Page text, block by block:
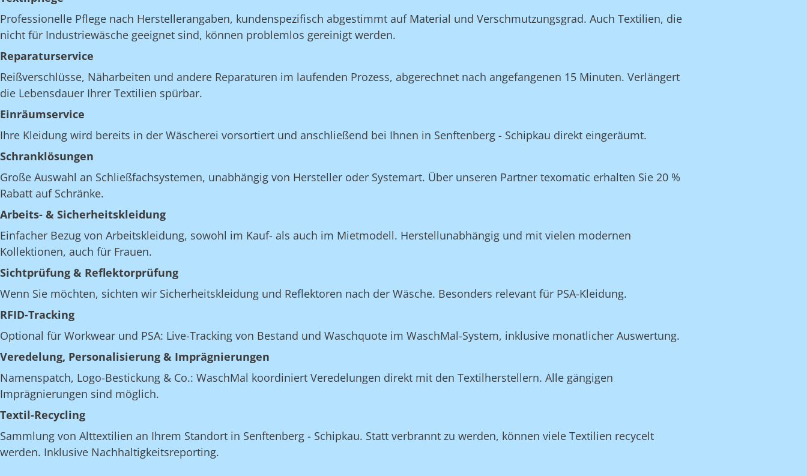
Professionelle Pflege nach Herstellerangaben, kundenspezifisch abgestimmt auf Material und Verschmutzungsgrad. Auch Textilien, die
nicht für Industriewäsche geeignet sind, können problemlos gereinigt werden.
Reparaturservice
Reißverschlüsse, Näharbeiten und andere Reparaturen im laufenden Prozess, abgerechnet nach angefangenen 15 Minuten. Verlängert
die Lebensdauer Ihrer Textilien spürbar.
Einräumservice
Ihre Kleidung wird bereits in der Wäscherei vorsortiert und anschließend bei Ihnen in Senftenberg - Schipkau direkt eingeräumt.
Schranklösungen
Große Auswahl an Schließfachsystemen, unabhängig von Hersteller oder Systemart. Über unseren Partner texomatic erhalten Sie 20 %
Rabatt auf Schränke.
Arbeits- & Sicherheitskleidung
Einfacher Bezug von Arbeitskleidung, sowohl im Kauf- als auch im Mietmodell. Herstellunabhängig und mit vielen modernen
Kollektionen, auch für Frauen.
Sichtprüfung & Reflektorprüfung
Wenn Sie möchten, sichten wir Sicherheitskleidung und Reflektoren nach der Wäsche. Besonders relevant für PSA-Kleidung.
RFID-Tracking
Optional für Workwear und PSA: Live-Tracking von Bestand und Waschquote im WaschMal-System, inklusive monatlicher Auswertung.
Veredelung, Personalisierung & Imprägnierungen
Namenspatch, Logo-Bestickung & Co.: WaschMal koordiniert Veredelungen direkt mit den Textilherstellern. Alle gängigen
Imprägnierungen sind möglich.
Textil-Recycling
Sammlung von Alttextilien an Ihrem Standort in Senftenberg - Schipkau. Statt verbrannt zu werden, können viele Textilien recycelt
werden. Inklusive Nachhaltigkeitsreporting.